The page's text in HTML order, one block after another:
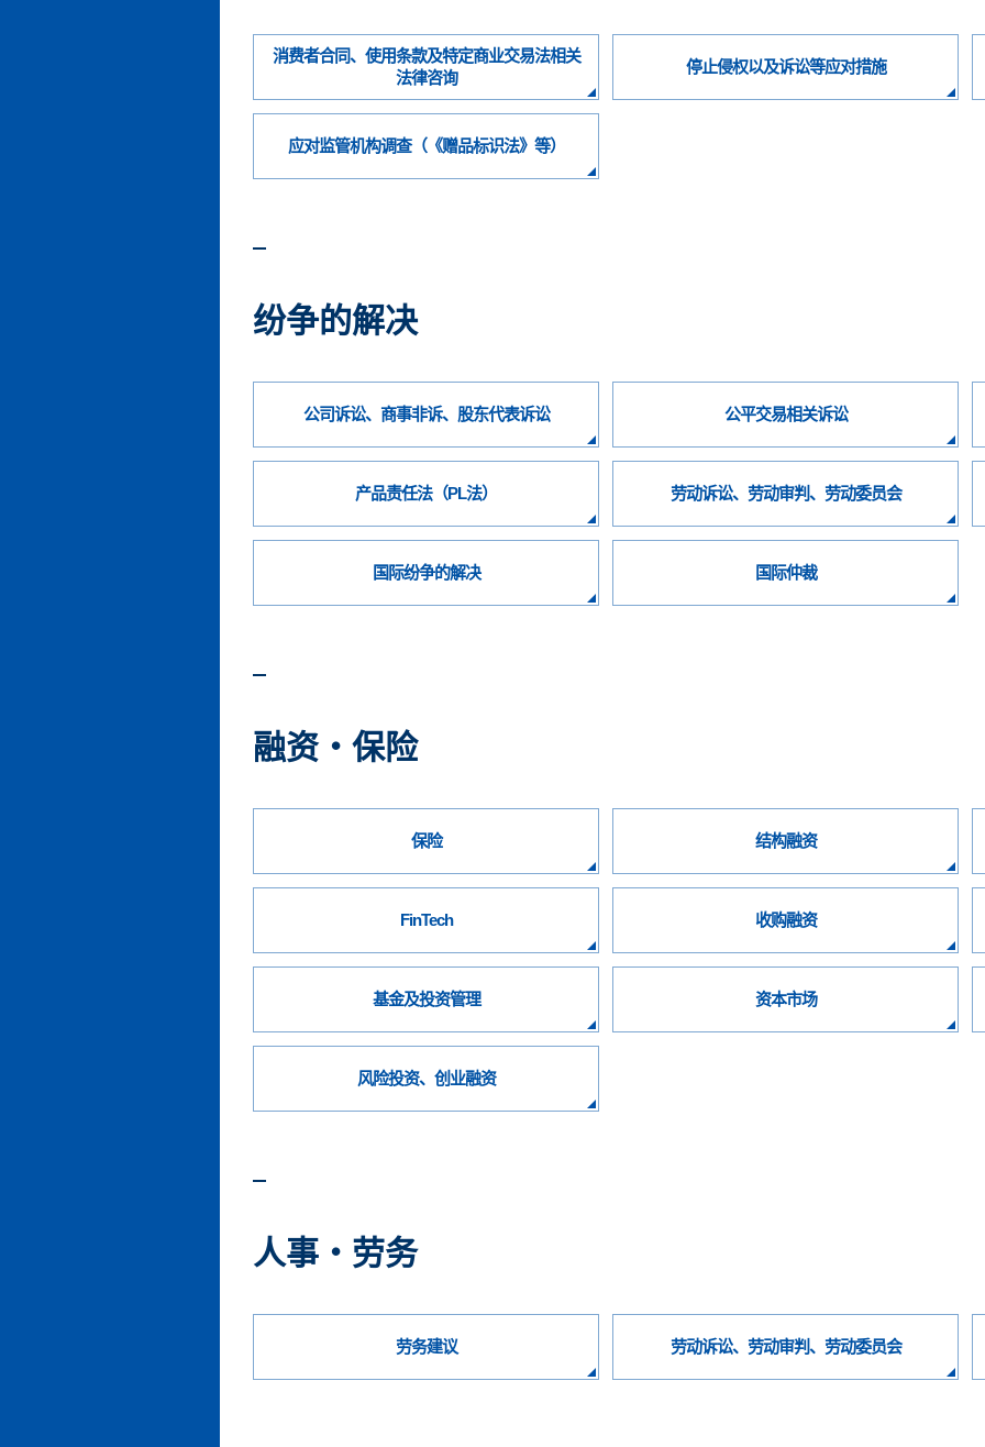
消费者合同、使用条款及特定商业交易法相关
法律咨询
停止侵权以及诉讼等应对措施
应对监管机构调查（《赠品标识法》等）
纷争的解决
公司诉讼、商事非诉、股东代表诉讼 公平交易相关诉讼
产品责任法（PL法） 劳动诉讼、劳动审判、劳动委员会
国际纷争的解决 国际仲裁
融资・保险
保险 结构融资
FinTech 收购融资
基金及投资管理 资本市场
风险投资、创业融资
人事・劳务
劳务建议 劳动诉讼、劳动审判、劳动委员会